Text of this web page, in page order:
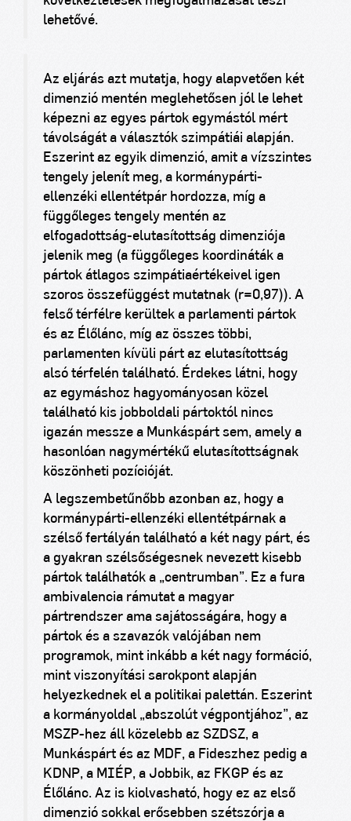
lehetővé.
Az eljárás azt mutatja, hogy alapvetően két
dimenzió mentén meglehetősen jól le lehet
képezni az egyes pártok egymástól mért
távolságát a választók szimpátiái alapján.
Eszerint az egyik dimenzió, amit a vízszintes
tengely jelenít meg, a kormánypárti-
ellenzéki ellentétpár hordozza, míg a
függőleges tengely mentén az
elfogadottság-elutasítottság dimenziója
jelenik meg (a függőleges koordináták a
pártok átlagos szimpátiaértékeivel igen
szoros összefüggést mutatnak (r=0,97)). A
felső térfélre kerültek a parlamenti pártok
és az Élőlánc, míg az összes többi,
parlamenten kívüli párt az elutasítottság
alsó térfelén található. Érdekes látni, hogy
az egymáshoz hagyományosan közel
található kis jobboldali pártoktól nincs
igazán messze a Munkáspárt sem, amely a
hasonlóan nagymértékű elutasítottságnak
köszönheti pozícióját.
A legszembetűnőbb azonban az, hogy a
kormánypárti-ellenzéki ellentétpárnak a
szélső fertályán található a két nagy párt, és
a gyakran szélsőségesnek nevezett kisebb
pártok találhatók a „centrumban”. Ez a fura
ambivalencia rámutat a magyar
pártrendszer ama sajátosságára, hogy a
pártok és a szavazók valójában nem
programok, mint inkább a két nagy formáció,
mint viszonyítási sarokpont alapján
helyezkednek el a politikai palettán. Eszerint
a kormányoldal „abszolút végpontjához”, az
MSZP-hez áll közelebb az SZDSZ, a
Munkáspárt és az MDF, a Fideszhez pedig a
KDNP, a MIÉP, a Jobbik, az FKGP és az
Élőlánc. Az is kiolvasható, hogy ez az első
dimenzió sokkal erősebben szétszórja a